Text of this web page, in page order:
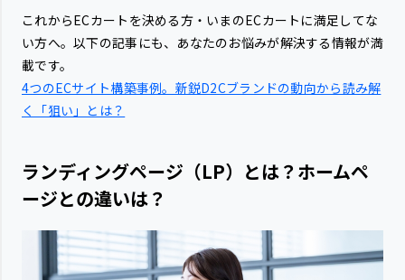
これからECカートを決める方・いまのECカートに満足してな
い方へ。以下の記事にも、あなたのお悩みが解決する情報が満
載です。
4つのECサイト構築事例。新鋭D2Cブランドの動向から読み解
く「狙い」とは？
ランディングページ（LP）とは？ホームペ
ージとの違いは？